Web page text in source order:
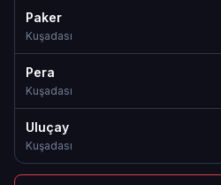
Paker
Kuşadası
Pera
Kuşadası
Uluçay
Kuşadası